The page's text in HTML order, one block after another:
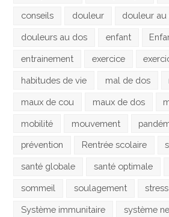
conseils douleur douleur au
douleurs au dos enfant
entrainement exercice
habitudes de vie mal de dos
maux de cou maux de dos
mobilité mouvement
prévention Rentrée scolaire
santé globale santé optimale
sommeil soulagement stress
Système immunitaire système